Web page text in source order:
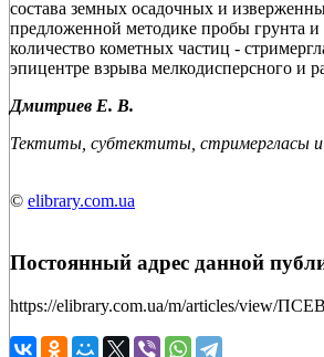
состава земных осадочных и
предложенной методике пробы грунта
количество кометных частиц -
эпицентре взрыва мелкодисперсного и
Дмитриев Е. В.
Тектиты, субтектиты, стримергласы и
© elibrary.com.ua
Постоянный адрес данной
https://elibrary.com.ua/m/articles/